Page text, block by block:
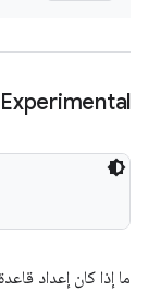
Experimental
ما إذا كان إعداد